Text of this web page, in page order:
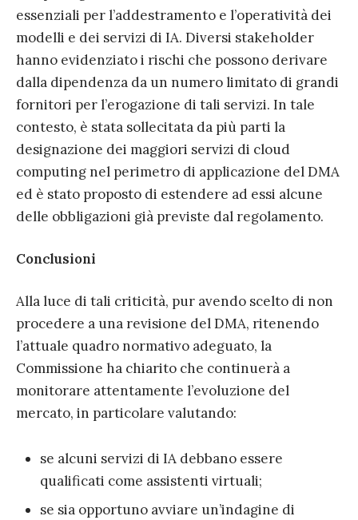
essenziali per l’addestramento e l’operatività dei
modelli e dei servizi di IA. Diversi stakeholder
hanno evidenziato i rischi che possono derivare
dalla dipendenza da un numero limitato di grandi
fornitori per l’erogazione di tali servizi. In tale
contesto, è stata sollecitata da più parti la
designazione dei maggiori servizi di cloud
computing nel perimetro di applicazione del DMA
ed è stato proposto di estendere ad essi alcune
delle obbligazioni già previste dal regolamento.
Conclusioni
Alla luce di tali criticità, pur avendo scelto di non
procedere a una revisione del DMA, ritenendo
l’attuale quadro normativo adeguato, la
Commissione ha chiarito che continuerà a
monitorare attentamente l’evoluzione del
mercato, in particolare valutando:
se alcuni servizi di IA debbano essere
qualificati come assistenti virtuali;
se sia opportuno avviare un’indagine di